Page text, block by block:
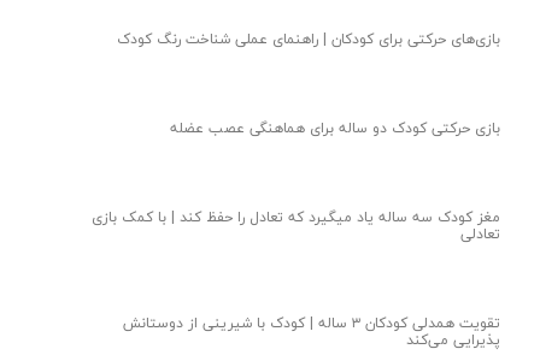
بازی‌های حرکتی برای کودکان | راهنمای عملی شناخت رنگ کودک
بازی حرکتی کودک دو ساله برای هماهنگی عصب عضله
مغز کودک سه ساله یاد میگیرد که تعادل را حفظ کند | با کمک بازی
تعادلی
تقویت همدلی کودکان ۳ ساله | کودک با شیرینی از دوستانش
پذیرایی می‌کند